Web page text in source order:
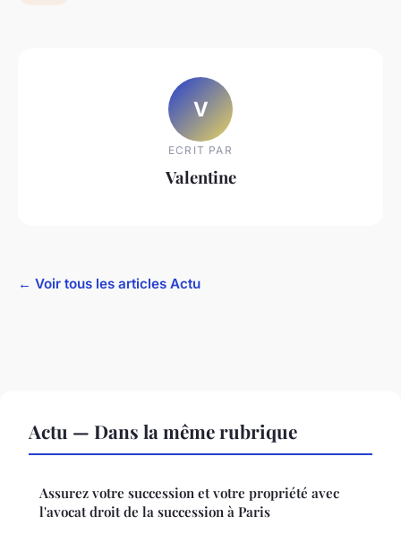
V
ECRIT PAR
Valentine
← Voir tous les articles Actu
Actu — Dans la même rubrique
Assurez votre succession et votre propriété avec
l'avocat droit de la succession à Paris